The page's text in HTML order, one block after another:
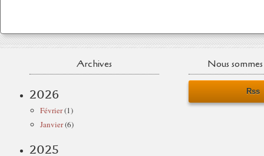
Archives
2026
Février(1)
Janvier(6)
2025
Nous
Rss